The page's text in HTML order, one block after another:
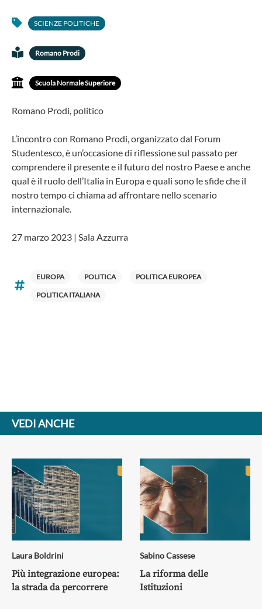
SCIENZE POLITICHE
Romano Prodi
Scuola Normale Superiore
Romano Prodi, politico
L’incontro con Romano Prodi, organizzato dal Forum
Studentesco, è un’occasione di riflessione sul passato per
comprendere il presente e il futuro del nostro Paese e anche
qual è il ruolo dell’Italia in Europa e quali sono le sfide che il
nostro tempo ci chiama ad affrontare nello scenario
internazionale.
27 marzo 2023 | Sala Azzurra
EUROPA POLITICA POLITICA EUROPEA
POLITICA ITALIANA
VEDI ANCHE
Laura Boldrini
Più integrazione europea:
la strada da percorrere
Sabino Cassese
La riforma delle
Istituzioni